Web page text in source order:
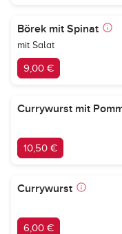
Börek mit Spinat
mit Salat
9,00 €
Currywurst mit
10,50 €
Currywurst
6,00 €